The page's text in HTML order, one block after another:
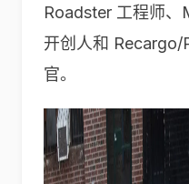
Roadster 工程师
开创人和 Recargo/
官。